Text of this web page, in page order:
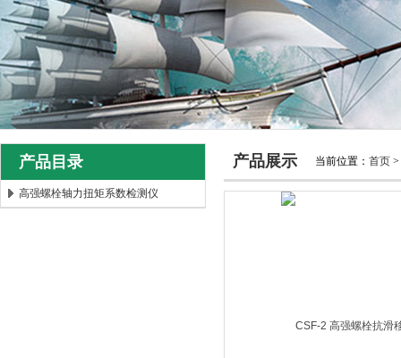
产品目录
高强螺栓轴力扭矩系数检测仪
产品展示 当前位置： 首页 >